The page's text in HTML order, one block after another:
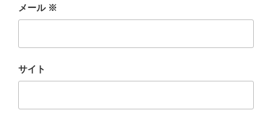
メール ※
サイト